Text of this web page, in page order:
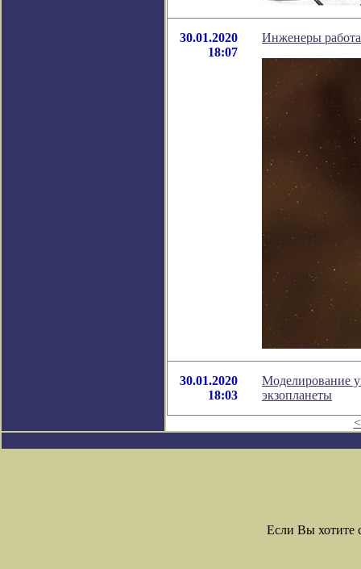
30.01.2020
18:07
Инженеры
30.01.2020
18:03
Моделирование
экзопланеты
Если Вы хотите